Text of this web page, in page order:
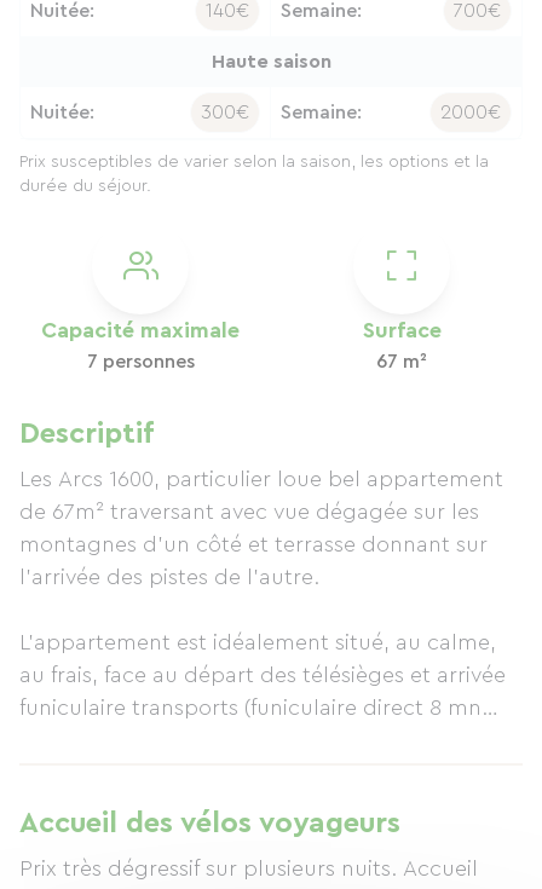
Capacité maximale
7 personnes
Surface
67 m²
Descriptif
Les Arcs 1600, particulier loue bel appartement
de 67m² traversant avec vue dégagée sur les
montagnes d’un côté et terrasse donnant sur
l’arrivée des pistes de l’autre.
L'appartement est idéalement situé, au calme,
au frais, face au départ des télésièges et arrivée
funiculaire transports (funiculaire direct 8 mn
Au départ du funiculaire où passe la voie verte.
Il dispose d’un parking couvert nominatif et d’un
local pour stocker vos vélos de manière
Accueil des vélos voyageurs
Prix très dégressif sur plusieurs nuits. Accueil
Nuitée: 140€ Semaine: 700€
Haute saison
Nuitée: 300€ Semaine: 2000€
Prix susceptibles de varier selon la saison, les options et la
durée du séjour.